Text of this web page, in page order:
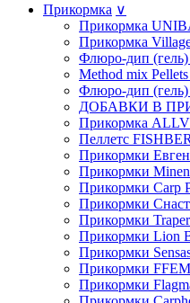
Прикормка ∨
Прикормка
Прикормка
Флюро-дип
Method mix
Флюро-дип (гель)
ДОБАВКИ В
Прикормка
Пеллетс
Прикормки
Прикормки
Прикормки Carp
Прикормки
Прикормки Traper
Прикормки Lion
Прикормки
Прикормки FFEM
Прикормки